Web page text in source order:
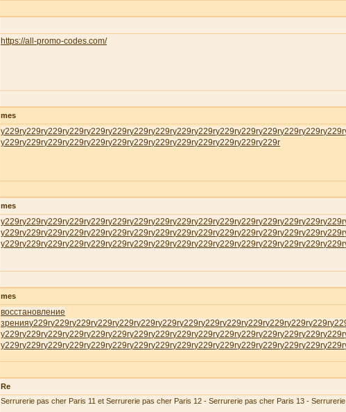
https://all-promo-codes.com/
mes
у229rу229rу229rу229rу229rу229rу229rу229rу229rу229rу229rу229rу229rу229rу229rу229r
у229rу229rу229rу229rу229rу229rу229rу229rу229rу229rу229rу229rу229r
mes
у229rу229rу229rу229rу229rу229rу229rу229rу229rу229rу229rу229rу229rу229rу229rу229r
у229rу229rу229rу229rу229rу229rу229rу229rу229rу229rу229rу229rу229rу229rу229rу229r
у229rу229rу229rу229rу229rу229rу229rу229rу229rу229rу229rу229rу229rу229rу229rу229r
mes
восстановление
зренияу229rу229rу229rу229rу229rу229rу229rу229rу229rу229rу229rу229rу229rу229r
у229rу229rу229rу229rу229rу229rу229rу229rу229rу229rу229rу229rу229rу229rу229rу229r
у229rу229rу229rу229rу229rу229rу229rу229rу229rу229rу229rу229rу229rу229rу229rу229r
Re
Serrurerie pas cher Paris 11 et Serrurerie pas cher Paris 12 - Serrurerie pas cher Paris 13 -